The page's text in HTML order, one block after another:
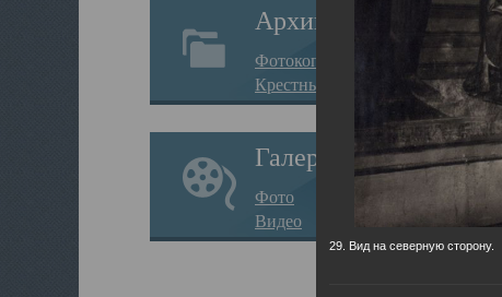
Архив
Фотокопии дел
Крестные ходы
Галерея
Фото
Видео
29. Вид на северную сторону.